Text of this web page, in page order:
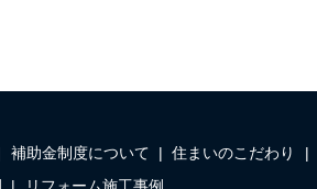
補助金制度について 住まいのこだわり